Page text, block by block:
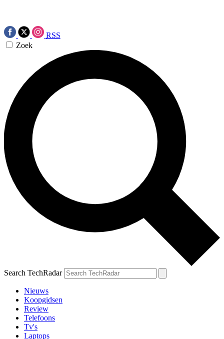
RSS
Zoek
Search TechRadar
Nieuws
Koopgidsen
Review
Telefoons
Tv's
Laptops